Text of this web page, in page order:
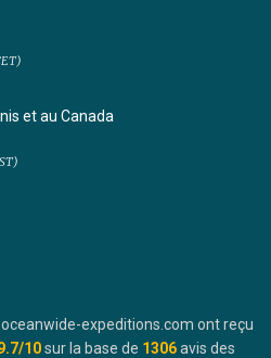
et au Canada
oceanwide-expeditions.com ont reçu
/10sur la base de 1306avis des